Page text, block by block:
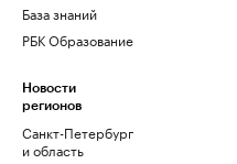
База знаний
РБК Образование
Новости
регионов
Санкт-Петербург
и область